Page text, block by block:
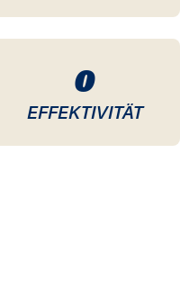
0
EFFEKTIVITÄT